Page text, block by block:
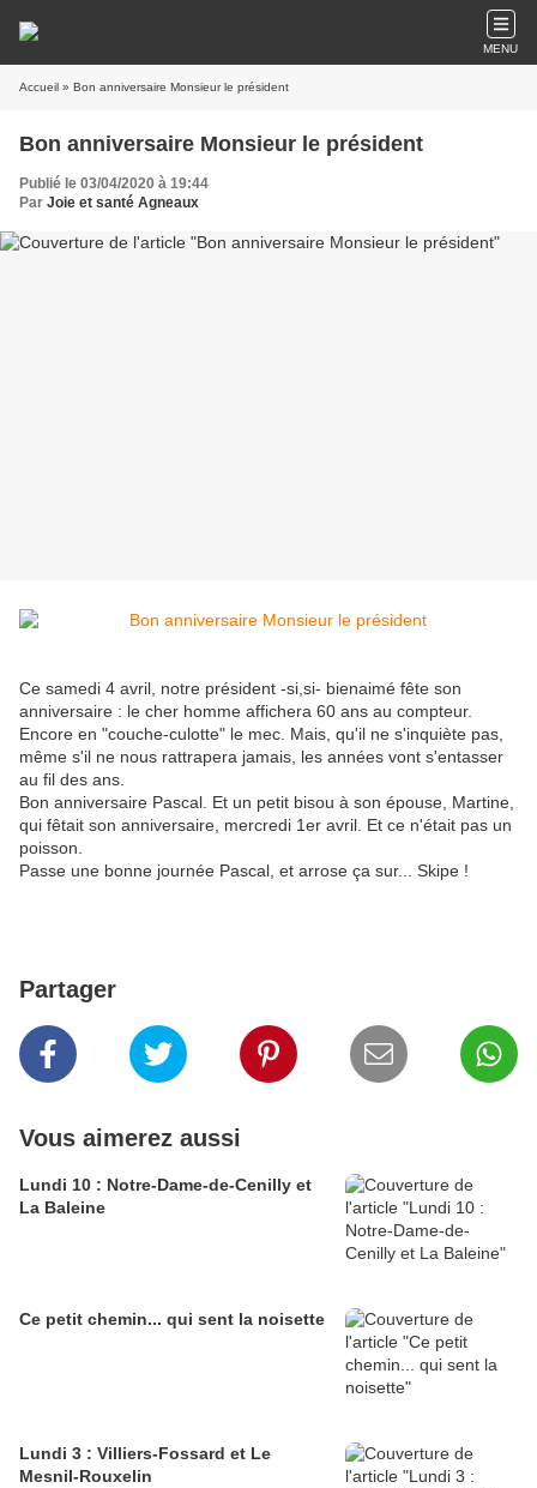
MENU
Accueil » Bon anniversaire Monsieur le président
Bon anniversaire Monsieur le président
Publié le 03/04/2020 à 19:44
Par Joie et santé Agneaux
Ce samedi 4 avril, notre président -si,si- bienaimé fête son
anniversaire : le cher homme affichera 60 ans au compteur.
Encore en "couche-culotte" le mec. Mais, qu'il ne s'inquiète pas,
même s'il ne nous rattrapera jamais, les années vont s'entasser
au fil des ans.
Bon anniversaire Pascal. Et un petit bisou à son épouse, Martine,
qui fêtait son anniversaire, mercredi 1er avril. Et ce n'était pas un
poisson.
Passe une bonne journée Pascal, et arrose ça sur... Skipe !
Partager
Vous aimerez aussi
Lundi 10 : Notre-Dame-de-Cenilly et
La Baleine
Ce petit chemin... qui sent la noisette
Lundi 3 : Villiers-Fossard et Le
Mesnil-Rouxelin